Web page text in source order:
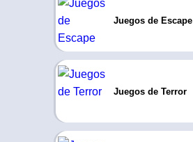
Juegos de Escape
Juegos de Terror